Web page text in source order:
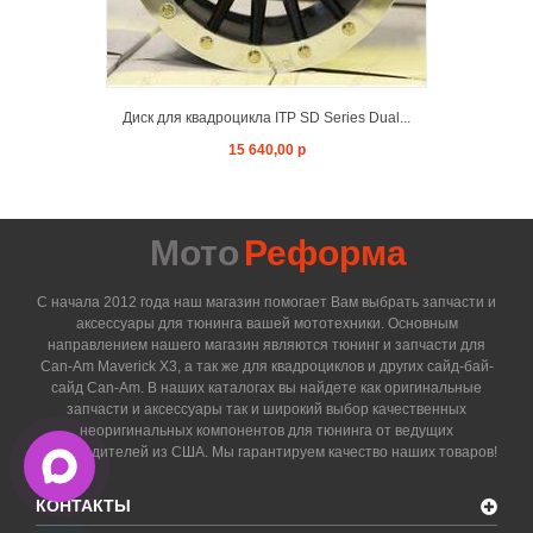
Диск для квадроцикла ITP SD Series Dual...
15 640,00 р
Мото Реформа
С начала 2012 года наш магазин помогает Вам выбрать запчасти и
аксессуары для тюнинга вашей мототехники. Основным
направлением нашего магазин являются тюнинг и запчасти для
Can-Am Maverick X3, а так же для квадроциклов и других сайд-бай-
сайд Can-Am. В наших каталогах вы найдете как оригинальные
запчасти и аксессуары так и широкий выбор качественных
неоригинальных компонентов для тюнинга от ведущих
производителей из США. Мы гарантируем качество наших товаров!
КОНТАКТЫ